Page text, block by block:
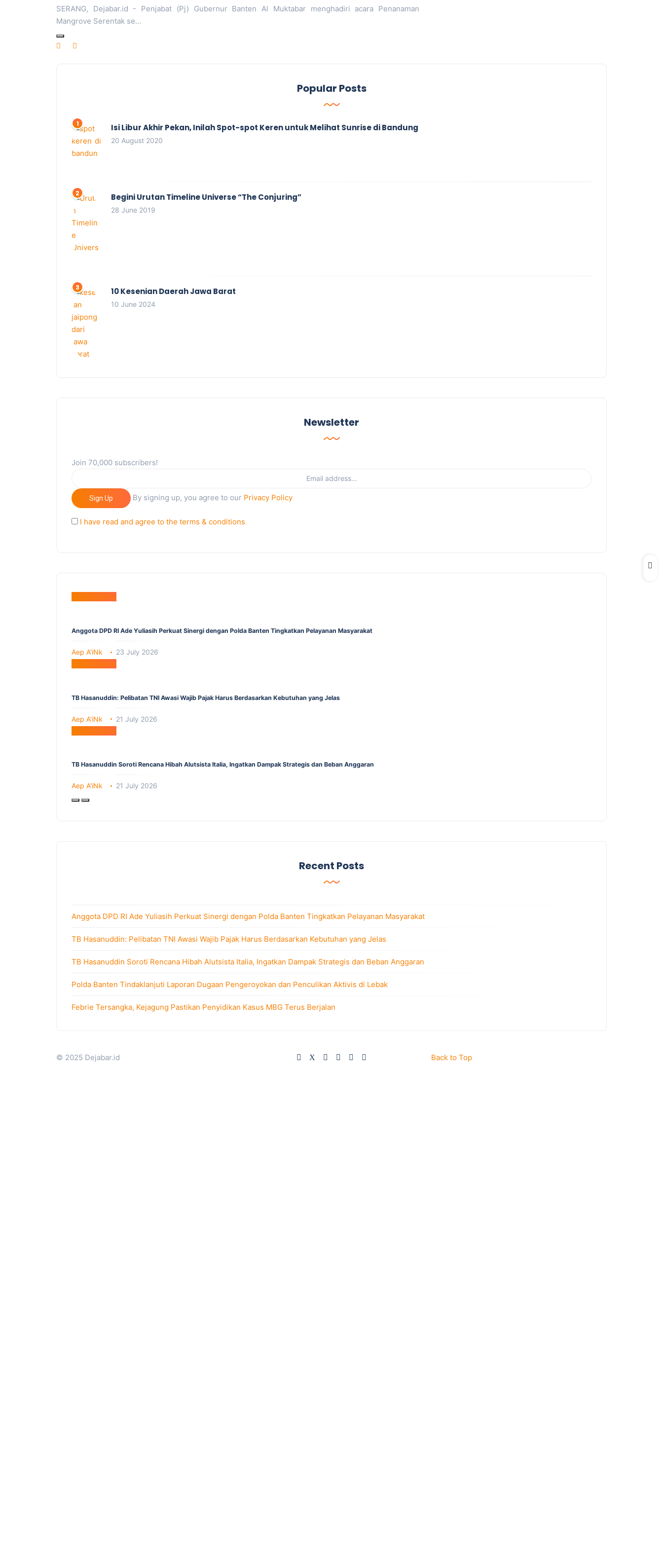
SERANG, Dejabar.id - Penjabat (Pj) Gubernur Banten Al Muktabar menghadiri acara Penanaman
Mangrove Serentak se…
Popular Posts
Isi Libur Akhir Pekan, Inilah Spot-spot Keren untuk Melihat Sunrise di Bandung
20 August 2020
Begini Urutan Timeline Universe “The Conjuring”
28 June 2019
10 Kesenian Daerah Jawa Barat
10 June 2024
Newsletter
Join 70,000 subscribers!
Sign Up By signing up, you agree to our Privacy Policy
I have read and agree to the terms & conditions
Berita Utama
Anggota DPD RI Ade Yuliasih Perkuat Sinergi dengan Polda Banten Tingkatkan Pelayanan Masyarakat
Aep A'iNk 23 July 2026
Berita Utama
TB Hasanuddin: Pelibatan TNI Awasi Wajib Pajak Harus Berdasarkan Kebutuhan yang Jelas
Aep A'iNk 21 July 2026
Berita Utama
TB Hasanuddin Soroti Rencana Hibah Alutsista Italia, Ingatkan Dampak Strategis dan Beban Anggaran
Aep A'iNk 21 July 2026
Recent Posts
Anggota DPD RI Ade Yuliasih Perkuat Sinergi dengan Polda Banten Tingkatkan Pelayanan Masyarakat
TB Hasanuddin: Pelibatan TNI Awasi Wajib Pajak Harus Berdasarkan Kebutuhan yang Jelas
TB Hasanuddin Soroti Rencana Hibah Alutsista Italia, Ingatkan Dampak Strategis dan Beban Anggaran
Polda Banten Tindaklanjuti Laporan Dugaan Pengeroyokan dan Penculikan Aktivis di Lebak
Febrie Tersangka, Kejagung Pastikan Penyidikan Kasus MBG Terus Berjalan
© 2025 Dejabar.id Back to Top